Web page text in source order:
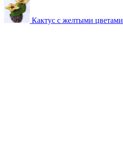
Кактус с желтыми цветами